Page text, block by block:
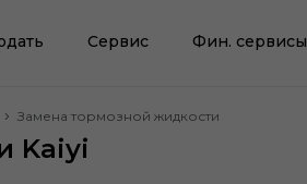
Сервис Фин. сервисы
Замена тормозной жидкости
Kaiyi